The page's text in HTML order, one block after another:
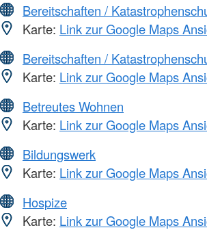
Bereitschaften /
Karte: Link zur Google Maps
Bereitschaften /
Karte: Link zur Google Maps
Betreutes Wohnen
Karte: Link zur Google Maps
Bildungswerk
Karte: Link zur Google Maps
Hospize
Karte: Link zur Google Maps